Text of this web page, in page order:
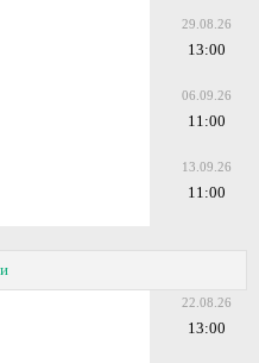
29.08.26
13:00
06.09.26
11:00
13.09.26
11:00
22.08.26
13:00